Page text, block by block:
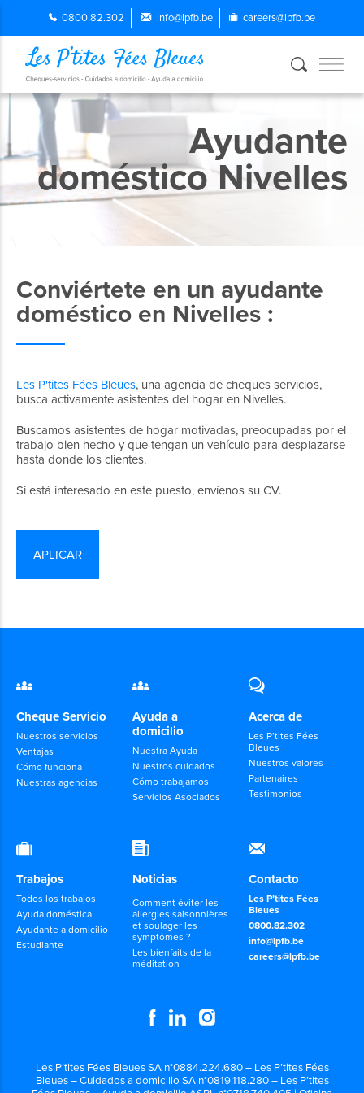
0800.82.302 info@lpfb.be careers@lpfb.be
Ayudante
doméstico Nivelles
Conviértete en un ayudante
doméstico en Nivelles :
Les P'tites Fées Bleues, una agencia de cheques servicios,
busca activamente asistentes del hogar en Nivelles.
Buscamos asistentes de hogar motivadas, preocupadas por el
trabajo bien hecho y que tengan un vehículo para desplazarse
hasta donde los clientes.
Si está interesado en este puesto, envíenos su CV.
APLICAR
Cheque Servicio
Nuestros servicios
Ventajas
Cómo funciona
Nuestras agencias
Ayuda a
domicilio
Nuestra Ayuda
Nuestros cuidados
Cómo trabajamos
Servicios Asociados
Acerca de
Les P’tites Fées
Bleues
Nuestros valores
Partenaires
Testimonios
Trabajos
Todos los trabajos
Ayuda doméstica
Ayudante a domicilio
Estudiante
Noticias
Comment éviter les
allergies saisonnières
et soulager les
symptômes ?
Les bienfaits de la
méditation
Contacto
Les P’tites Fées
Bleues
0800.82.302
info@lpfb.be
careers@lpfb.be
Les P’tites Fées Bleues SA n°0884.224.680 – Les P’tites Fées
Bleues – Cuidados a domicilio SA n°0819.118.280 – Les P’tites